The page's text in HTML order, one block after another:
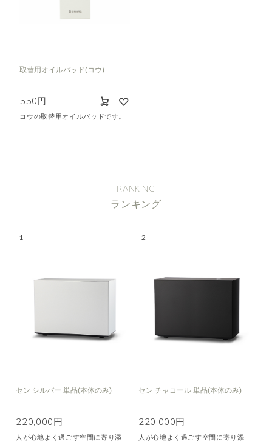
取替用オイルパッド(コウ)
550円
コウの取替用オイルパッドです。
RANKING
ランキング
セン シルバー 単品(本体のみ)
220,000円
人が心地よく過ごす空間に寄り添
セン チャコール 単品(本体のみ)
220,000円
人が心地よく過ごす空間に寄り添